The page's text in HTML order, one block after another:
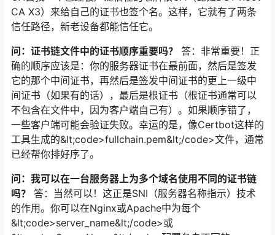
CA X3）来给自己的证书也签个名。这样，它就有了两条
信任路径，新老设备都能信任它。
问：证书链文件中的证书顺序重要吗？
答：非常重要！正
确的顺序应该是：你的服务器证书在最前面，然后是签发
它的那个中间证书，再然后是签发中间证书的更上一级中
间证书（如果有的话），最后是根证书（根证书通常可以
不包含在文件中，因为客户端自己有）。如果顺序错了，
一些客户端可能会验证失败。幸运的是，像Certbot这样的
工具生成的&lt;code>fullchain.pem&lt;/code>文件，通常
已经帮你排好序了。
问：我可以在一台服务器上为多个域名使用不同的证书链
吗？
答：当然可以！这正是SNI（服务器名称指示）技术
的作用。你可以在Nginx或Apache中为每个
&lt;code>server_name&lt;/code>或